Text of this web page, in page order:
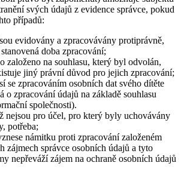
svých údajů z evidence správce, pokud
případů:
evidovány a zpracovávány protiprávně,
doba zpracování;
založeno na souhlasu, který byl odvolán,
jiný právní důvod pro jejich zpracování;
se zpracováním osobních dat svého dítěte
o zpracování údajů na základě souhlasu
společnosti).
nejsou pro účel, pro který byly uchovávány
potřeba;
námitku proti zpracování založeném
zájmech správce osobních údajů a tyto
nepřeváží zájem na ochraně osobních údajů